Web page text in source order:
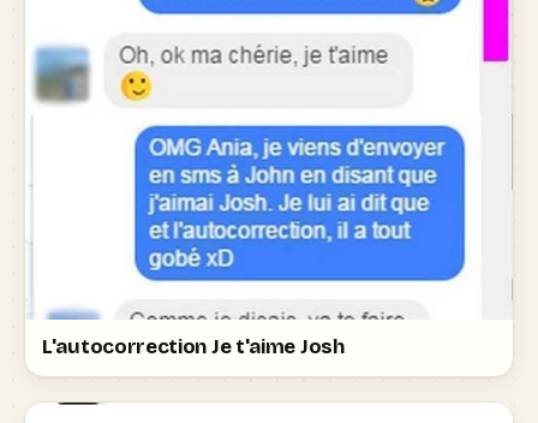
L'autocorrection Je t'aime Josh